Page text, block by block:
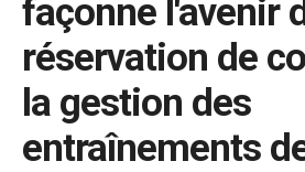
façonne l'avenir
réservation de
la gestion des
entraînements